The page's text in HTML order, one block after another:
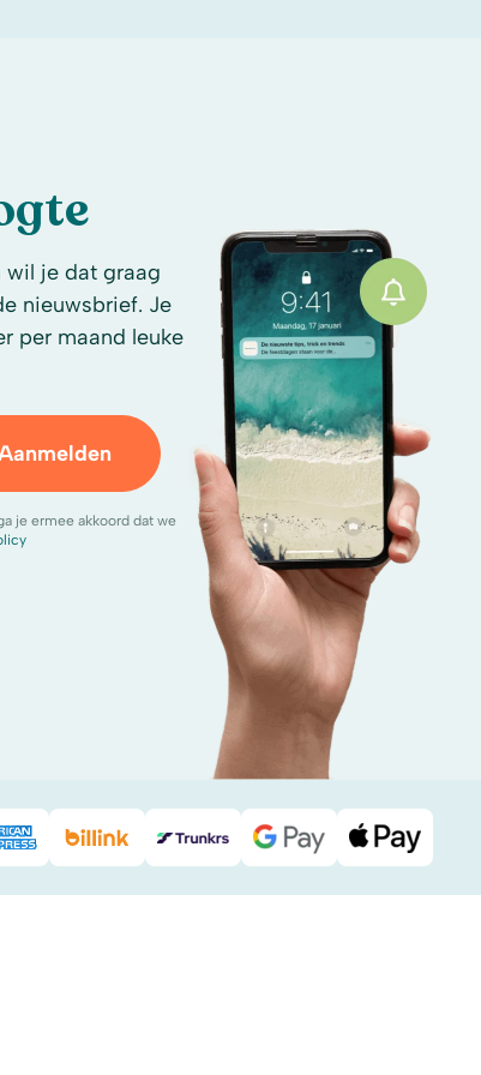
wil je dat graag
nieuwsbrief. Je
per maand leuke
je ermee akkoord dat we
American Express
Billink DHL Google PayApple Pay